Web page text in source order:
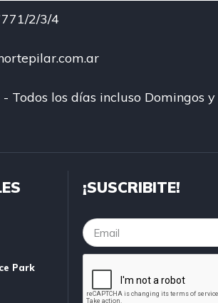
2/3/4
Todos los días incluso Domingos
Park
¡SUSCRIBITE!